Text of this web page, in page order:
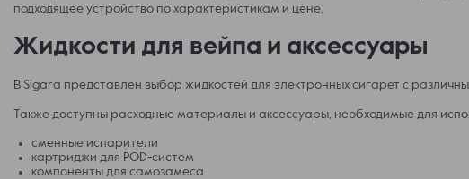
подходящее устройство по характеристикам и цене.
Жидкости для вейпа и аксессуары
В Sigara представлен выбор жидкостей для электронных сигарет с
Также доступны расходные материалы и аксессуары, необходимые для
сменные испарители
картриджи для POD-систем
компоненты для самозамеса